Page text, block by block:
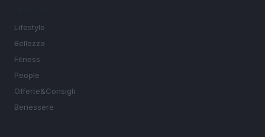
Lifestyle
Bellezza
Fitness
People
Offerte&Consigli
Benessere